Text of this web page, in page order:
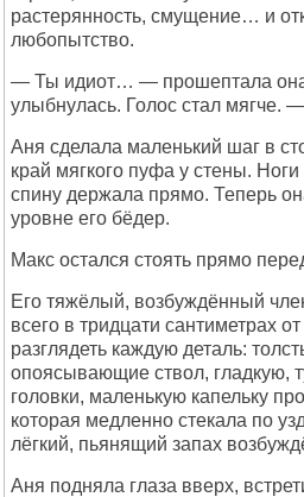
растерянность, смущение… и
любопытство.
— Ты идиот… — прошептала
улыбнулась. Голос стал мягче.
Аня сделала маленький шаг в
край мягкого пуфа у стены.
спину держала прямо. Теперь
уровне его бёдер.
Макс остался стоять прямо
Его тяжёлый, возбуждённый
всего в тридцати сантиметрах
разглядеть каждую деталь:
опоясывающие ствол, гладкую,
головки, маленькую капельку
которая медленно стекала по
лёгкий, пьянящий запах
Аня подняла глаза вверх,